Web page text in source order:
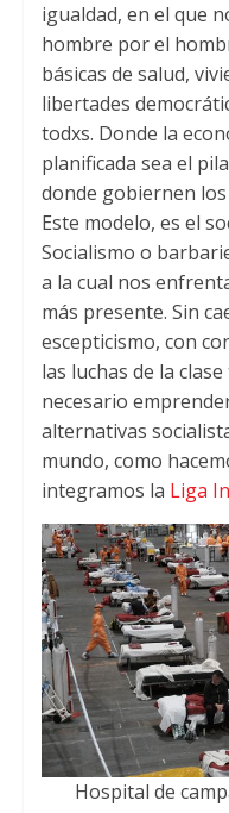
igualdad, en el que
hombre por el
básicas de salud,
libertades
todxs. Donde la
planificada sea el
donde gobiernen
Este modelo, es el
Socialismo o
a la cual nos
más presente. Sin
escepticismo, con
las luchas de la
necesario
alternativas
mundo, como
integramos la Liga
Hospital de